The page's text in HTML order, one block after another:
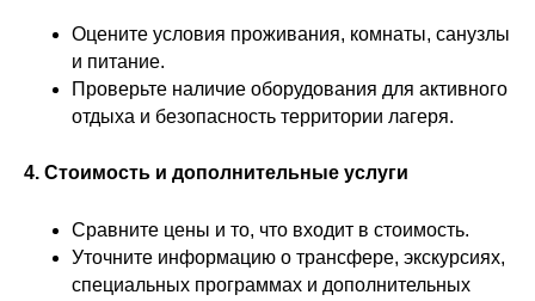
Оцените условия проживания, комнаты, санузлы
и питание.
Проверьте наличие оборудования для активного
отдыха и безопасность территории лагеря.
4. Стоимость и дополнительные услуги
Сравните цены и то, что входит в стоимость.
Уточните информацию о трансфере, экскурсиях,
специальных программах и дополнительных